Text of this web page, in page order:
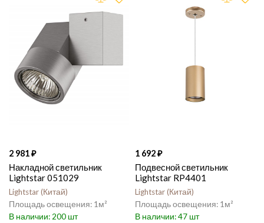
2 981
Накладной светильник
Lightstar 051029
Lightstar Китай
1
200
1 692
Подвесной светильник
Lightstar RP4401
Lightstar Китай
1
47